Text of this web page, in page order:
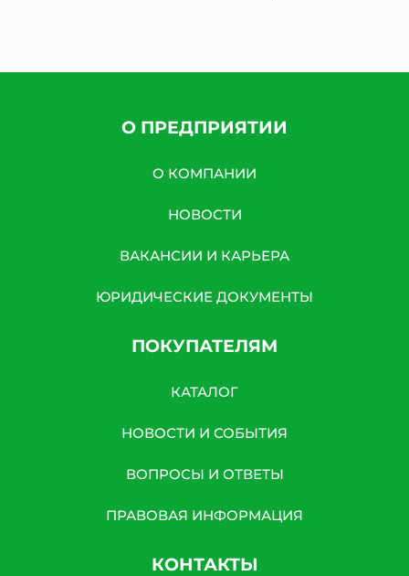
О ПРЕДПРИЯТИИ
О КОМПАНИИ
НОВОСТИ
ВАКАНСИИ И КАРЬЕРА
ЮРИДИЧЕСКИЕ ДОКУМЕНТЫ
ПОКУПАТЕЛЯМ
КАТАЛОГ
НОВОСТИ И СОБЫТИЯ
ВОПРОСЫ И ОТВЕТЫ
ПРАВОВАЯ ИНФОРМАЦИЯ
КОНТАКТЫ